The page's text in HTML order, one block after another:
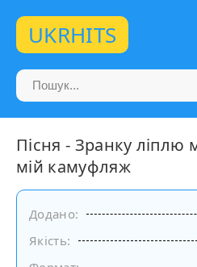
UKRHITS
Пісня - Зранку ліплю
мій камуфляж
Додано:
Якість: